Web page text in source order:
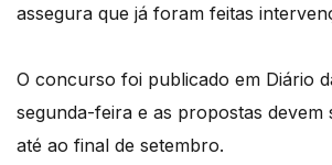
assegura que já foram feitas
O concurso foi publicado em Diário
segunda-feira e as propostas devem
até ao final de setembro.